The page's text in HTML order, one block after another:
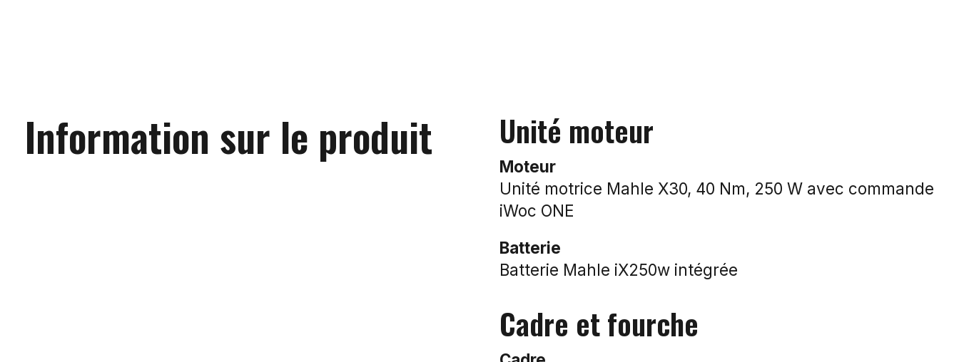
Information sur le produit Unité moteur
Moteur
Unité motrice Mahle X30, 40 Nm, 250 W avec commande
iWoc ONE
Batterie
Batterie Mahle iX250w intégrée
Cadre et fourche